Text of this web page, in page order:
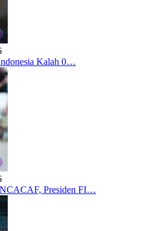
Kalah 0…
Presiden FI…